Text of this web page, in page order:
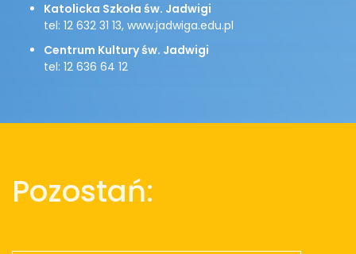
Katolicka Szkoła św. Jadwigi
tel: 12 632 31 13, www.jadwiga.edu.pl
Centrum Kultury św. Jadwigi
tel: 12 636 64 12
Pozostań: